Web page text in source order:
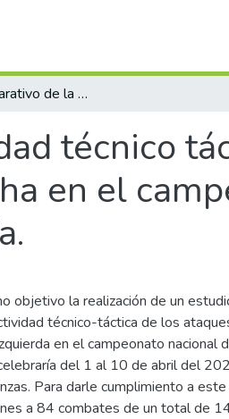
Estudio comparativo de la efectividad técnico táctica de los ataques por la izquierda y la derecha en el campeonato Nacional de judo Primera Categoría.
técnico
en el
objetivo la realización de un
técnico-táctica de los
en el campeonato nacional
del 1 al 10 de abril del
Para darle cumplimiento a este
a 84 combates de un total de